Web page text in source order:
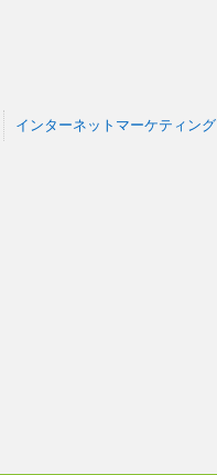
インターネットマーケティング